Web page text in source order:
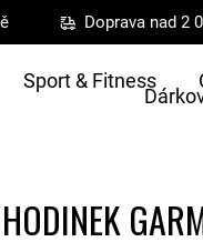
Doprava nad 2
Sport & Fitness